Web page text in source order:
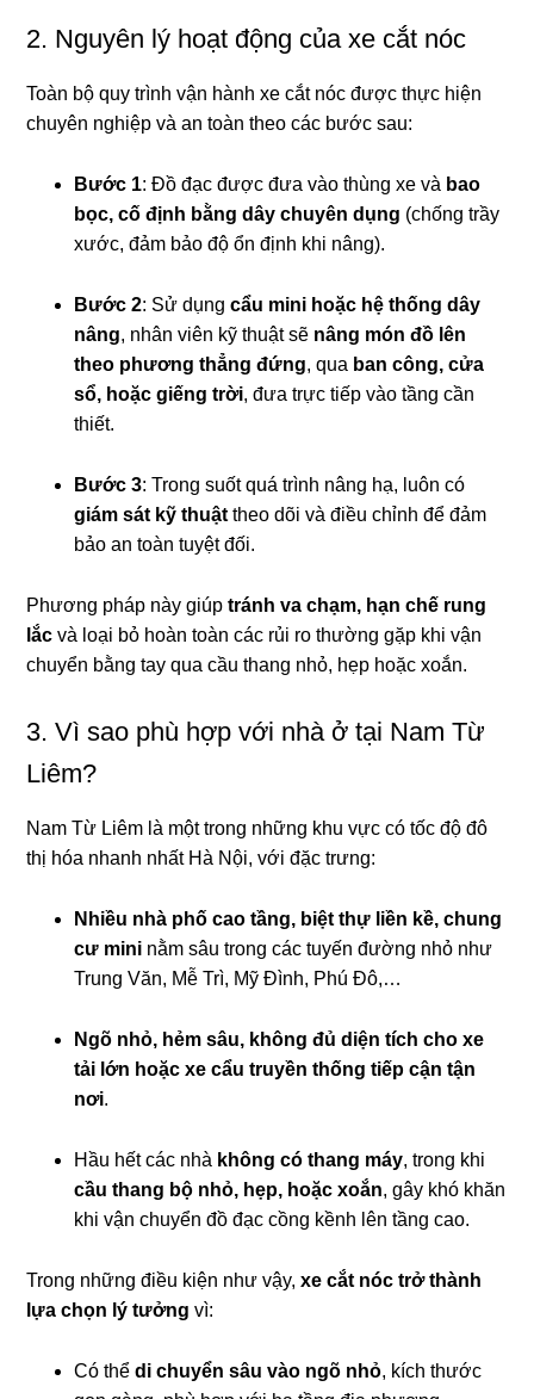
2. Nguyên lý hoạt động của xe cắt nóc
Toàn bộ quy trình vận hành xe cắt nóc được thực hiện
chuyên nghiệp và an toàn theo các bước sau:
Bước 1: Đồ đạc được đưa vào thùng xe và bao
bọc, cố định bằng dây chuyên dụng (chống trầy
xước, đảm bảo độ ổn định khi nâng).
Bước 2: Sử dụngcẩu mini hoặc hệ thống dây
nâng, nhân viên kỹ thuật sẽ nâng món đồ lên
theo phương thẳng đứng, qua ban công, cửa
sổ, hoặc giếng trời, đưa trực tiếp vào tầng cần
thiết.
Bước 3: Trong suốt quá trình nâng hạ, luôn có
giám sát kỹ thuật theo dõi và điều chỉnh để đảm
bảo an toàn tuyệt đối.
Phương pháp này giúptránh va chạm, hạn chế rung
lắc và loại bỏ hoàn toàn các rủi ro thường gặp khi vận
chuyển bằng tay qua cầu thang nhỏ, hẹp hoặc xoắn.
3. Vì sao phù hợp với nhà ở tại Nam Từ
Liêm?
Nam Từ Liêm là một trong những khu vực có tốc độ đô
thị hóa nhanh nhất Hà Nội, với đặc trưng:
Nhiều nhà phố cao tầng, biệt thự liền kề, chung
cư mini nằm sâu trong các tuyến đường nhỏ như
Trung Văn, Mễ Trì, Mỹ Đình, Phú Đô,…
Ngõ nhỏ, hẻm sâu, không đủ diện tích cho xe
tải lớn hoặc xe cẩu truyền thống tiếp cận tận
nơi.
Hầu hết các nhà không có thang máy, trong khi
cầu thang bộ nhỏ, hẹp, hoặc xoắn, gây khó khăn
khi vận chuyển đồ đạc cồng kềnh lên tầng cao.
Trong những điều kiện như vậy,xe cắt nóc trở thành
lựa chọn lý tưởng vì:
Có thểdi chuyển sâu vào ngõ nhỏ, kích thước